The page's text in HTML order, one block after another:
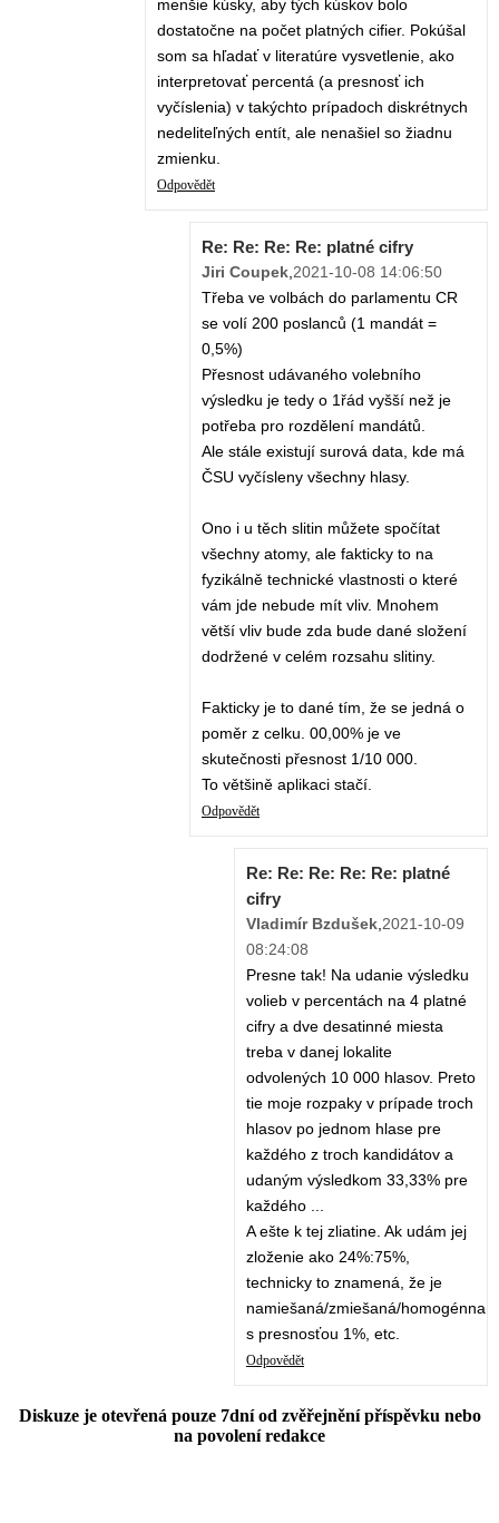
menšie kúsky, aby tých kúskov bolo
dostatočne na počet platných cifier. Pokúšal
som sa hľadať v literatúre vysvetlenie, ako
interpretovať percentá (a presnosť ich
vyčíslenia) v takýchto prípadoch diskrétnych
nedeliteľných entít, ale nenašiel so žiadnu
zmienku.
Odpovědět
Re: Re: Re: Re: platné cifry
Jiri Coupek 2021-10-08 14:06:50
Třeba ve volbách do parlamentu CR
se volí 200 poslanců (1 mandát =
0,5%)
Přesnost udávaného volebního
výsledku je tedy o 1řád vyšší než je
potřeba pro rozdělení mandátů.
Ale stále existují surová data, kde má
ČSU vyčísleny všechny hlasy.
Ono i u těch slitin můžete spočítat
všechny atomy, ale fakticky to na
fyzikálně technické vlastnosti o které
vám jde nebude mít vliv. Mnohem
větší vliv bude zda bude dané složení
dodržené v celém rozsahu slitiny.
Fakticky je to dané tím, že se jedná o
poměr z celku. 00,00% je ve
skutečnosti přesnost 1/10 000.
To většině aplikaci stačí.
Odpovědět
Re: Re: Re: Re: Re: platné
cifry
Vladimír Bzdušek 2021-10-09
08:24:08
Presne tak! Na udanie výsledku
volieb v percentách na 4 platné
cifry a dve desatinné miesta
treba v danej lokalite
odvolených 10 000 hlasov. Preto
tie moje rozpaky v prípade troch
hlasov po jednom hlase pre
každého z troch kandidátov a
udaným výsledkom 33,33% pre
každého ...
A ešte k tej zliatine. Ak udám jej
zloženie ako 24%:75%,
technicky to znamená, že je
namiešaná/zmiešaná/homogénna
s presnosťou 1%, etc.
Odpovědět
Diskuze je otevřená pouze 7dní od zvěřejnění příspěvku nebo
na povolení redakce